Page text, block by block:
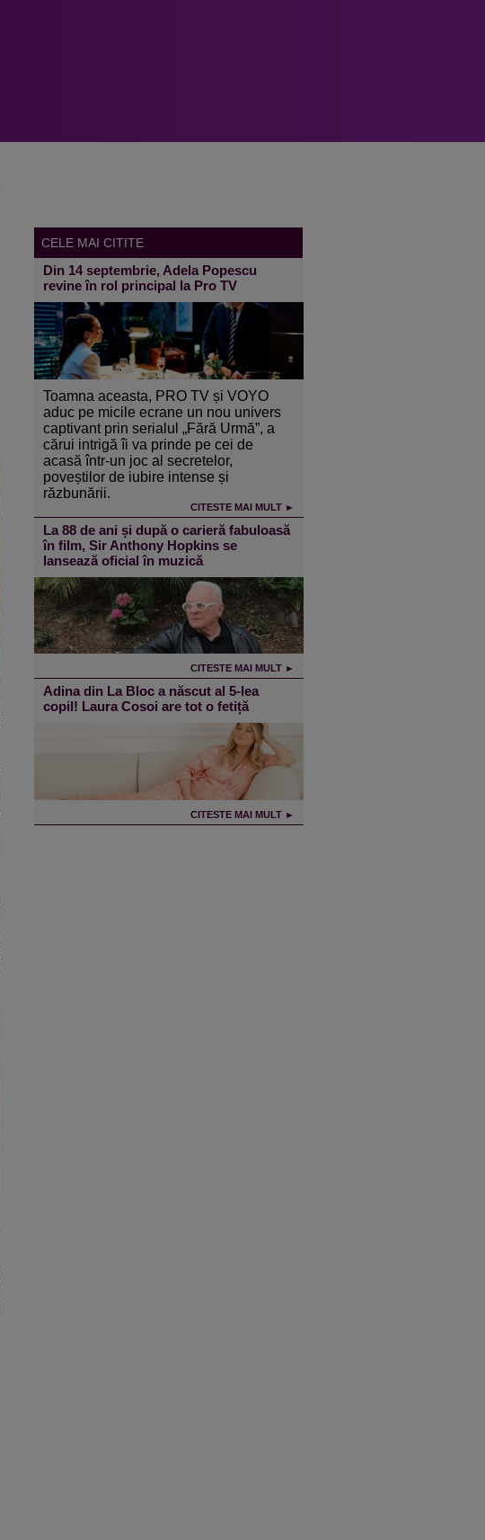
CELE MAI CITITE
Din 14 septembrie, Adela Popescu
revine în rol principal la Pro TV
Toamna aceasta, PRO TV și VOYO
aduc pe micile ecrane un nou univers
captivant prin serialul „Fără Urmă”, a
cărui intrigă îi va prinde pe cei de
acasă într-un joc al secretelor,
poveștilor de iubire intense și
răzbunării.
CITESTE MAI MULT ►
La 88 de ani și după o carieră fabuloasă
în film, Sir Anthony Hopkins se
lansează oficial în muzică
CITESTE MAI MULT ►
Adina din La Bloc a născut al 5-lea
copil! Laura Cosoi are tot o fetiță
CITESTE MAI MULT ►